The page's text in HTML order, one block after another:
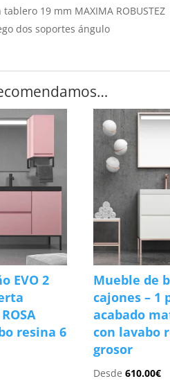
19 mm MAXIMA ROBUSTEZ
dos soportes ángulo
EVO 2
resina 6
Mueble de
cajones – 1
acabado
con lavabo
grosor
Desde610.00€